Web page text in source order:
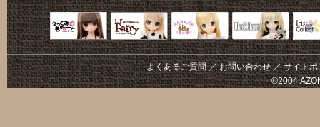
えっくすきゅ
ーと
リルフェアリ
ー
サアラズアラ
モード
Black Raven
よくあるご質問／お問い合わせ／サイトポ
©2004